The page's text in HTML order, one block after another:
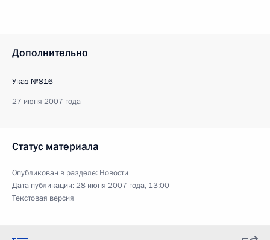
Дополнительно
Указ №816
27 июня 2007 года
Статус материала
Опубликован в разделе: Новости
Дата публикации:28 июня 2007 года, 13:00
Текстовая версия